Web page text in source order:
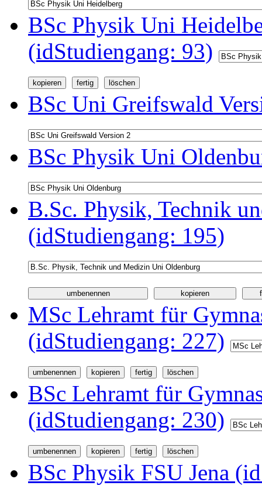
BSc Physik Uni
(idStudiengang: 93)
BSc Uni Greifswald
BSc Physik Uni
B.Sc. Physik, Technik
(idStudiengang: 195)
MSc Lehramt für
(idStudiengang: 227)
BSc Lehramt für
(idStudiengang: 230)
BSc Physik FSU Jena